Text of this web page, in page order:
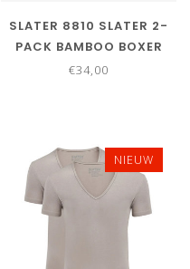
SLATER 8810 SLATER 2-
PACK BAMBOO BOXER
SHORTS DONKERBLAUW
€34,00
NIEUW